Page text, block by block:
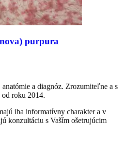
purpura
a diagnóz. Zrozumiteľne a s
roku 2014.
iba informatívny charakter a v
konzultáciu s Vaším ošetrujúcim